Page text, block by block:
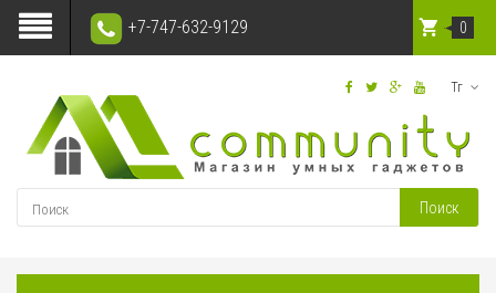
+7-747-632-9129
Тг
Поиск
0